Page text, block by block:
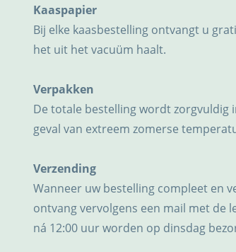
Kaaspapier
Bij elke kaasbestelling ontvangt u
het uit het vacuüm haalt.
Verpakken
De totale bestelling wordt zorgvuldig
geval van extreem zomerse
Verzending
Wanneer uw bestelling compleet en
ontvang vervolgens een mail met de
ná 12:00 uur worden op dinsdag